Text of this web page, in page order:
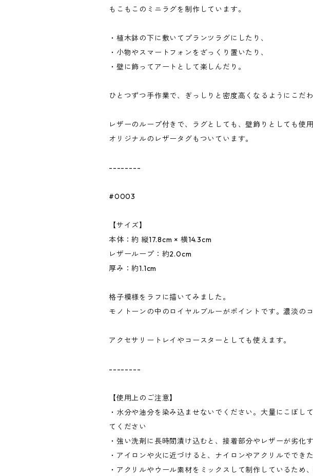
もこもこのミニラグを制作しています。
・植木鉢の下に敷いてプランツラグにしたり、
・小物やスマートフォンをざっくり置いたり、
・壁に飾ってアートとして楽しんだり。
ひとつずつ手作業で、ぎっしりと密度高くなるようにこだ
レザーのループ付きで、ラグとしても、壁飾りとしても使用
オリジナルのレザータグもついています。
--------
#0003
【サイズ】
本体：約 縦17.8cm × 横14.3cm
レザーループ：約2.0cm
厚み：約1.1cm
格子模様をラフに描いてみました。
モノトーンの中のロイヤルブルーがポイントです。濃淡の
アクセサリートレイやコースターとしても使えます。
--------
【使用上のご注意】
・水分や油分を染み込ませないでください。大量にこぼ
てください
・強い洗剤に長時間漬け込むと、接着部分やレザーが劣化
・アイロンや火に近づけると、ナイロンやアクリルででき
・アクリルやウール素材をミックスして制作しているた